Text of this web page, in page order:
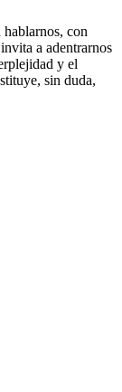
con
a adentrarnos
y el
sin duda,